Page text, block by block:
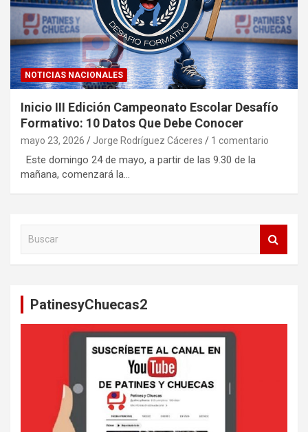
NOTICIAS NACIONALES
Inicio III Edición Campeonato Escolar Desafío
Formativo: 10 Datos Que Debe Conocer
mayo 23, 2026 Jorge Rodríguez Cáceres 1 comentario
Este domingo 24 de mayo, a partir de las 9.30 de la
mañana, comenzará la…
PatinesyChuecas2